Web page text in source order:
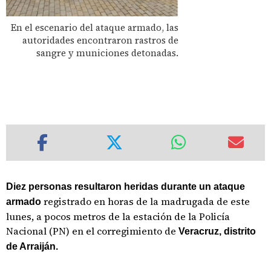
En el escenario del ataque armado, las
autoridades encontraron rastros de
sangre y municiones detonadas.
Diez personas resultaron heridas durante un ataque
armado registrado en horas de la madrugada de este
lunes, a pocos metros de la estación de la Policía
Nacional (PN) en el corregimiento de Veracruz, distrito
de Arraiján.